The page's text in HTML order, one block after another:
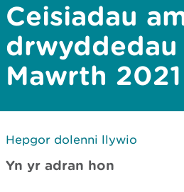
Ceisiadau
Mawrth 2021
Hepgor dolenni llywio
Yn yr adran hon